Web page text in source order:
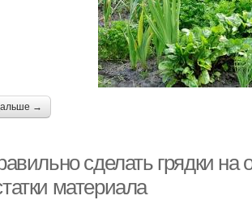
→
сделать грядки на
материала